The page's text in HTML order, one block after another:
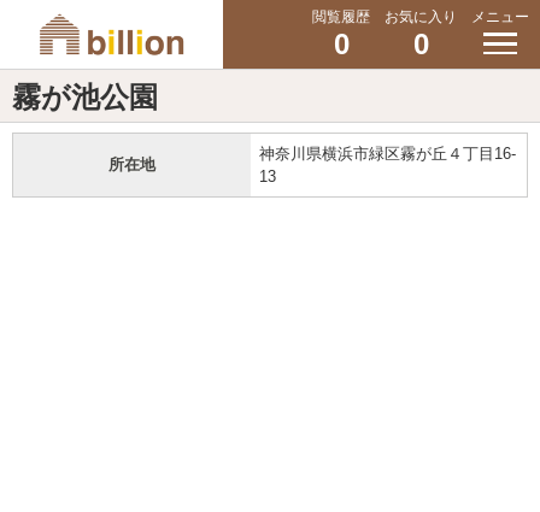
閲覧履歴
0
お気に入り
0
メニュー
霧が池公園
所在地
神奈川県横浜市緑区霧が丘４丁目16-
13